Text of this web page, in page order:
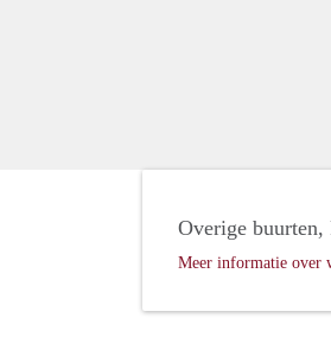
Overige buurten,
Meer informatie over